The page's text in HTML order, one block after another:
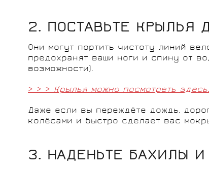
2. ПОСТАВЬТЕ КРЫЛЬЯ
Они могут портить чистоту линий
предохранят ваши ноги и спину от
возможности).
> > >Крылья можно посмотреть здесь.
Даже если вы переждёте дождь,
колёсами и быстро сделает вас
3. НАДЕНЬТЕ БАХИЛЫ И